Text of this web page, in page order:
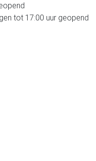
tot 17:00 uur geopend